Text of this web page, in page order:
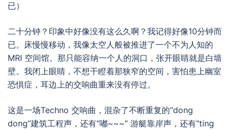
已）
二十分钟？印象中好像没有这么久啊？我记得好像10分钟而
已。床慢慢移动，我像太空人般被推进了一个不为人知的
MRI 空间馆。那只能容纳一个人的洞口，张开眼睛就是白墙
壁。我闭上眼睛，不想干瞪着那狭窄的空间，害怕患上幽室
恐惧症，耳边上的交响曲重来没有停过。
这是一场Techno 交响曲，混杂了不断重复的“dong
dong”建筑工程声，还有“嘟~~~” 游艇靠岸声，还有“ting